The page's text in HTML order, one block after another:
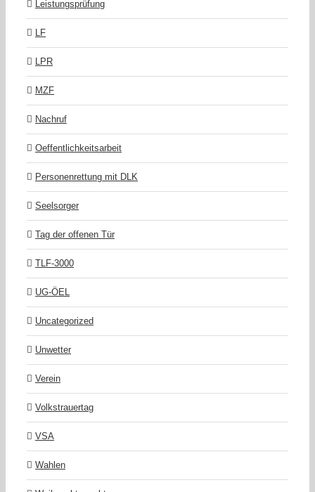
Leistungsprüfung
LF
LPR
MZF
Nachruf
Oeffentlichkeitsarbeit
Personenrettung mit DLK
Seelsorger
Tag der offenen Tür
TLF-3000
UG-ÖEL
Uncategorized
Unwetter
Verein
Volkstrauertag
VSA
Wahlen